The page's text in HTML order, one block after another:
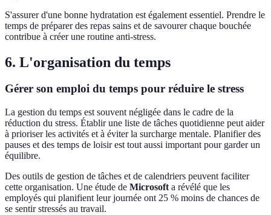
S'assurer d'une bonne hydratation est également essentiel. Prendre le
temps de préparer des repas sains et de savourer chaque bouchée
contribue à créer une routine anti-stress.
6. L'organisation du temps
Gérer son emploi du temps pour réduire le stress
La gestion du temps est souvent négligée dans le cadre de la
réduction du stress. Établir une liste de tâches quotidienne peut aider
à prioriser les activités et à éviter la surcharge mentale. Planifier des
pauses et des temps de loisir est tout aussi important pour garder un
équilibre.
Des outils de gestion de tâches et de calendriers peuvent faciliter
cette organisation. Une étude de Microsoft a révélé que les
employés qui planifient leur journée ont 25 % moins de chances de
se sentir stressés au travail.